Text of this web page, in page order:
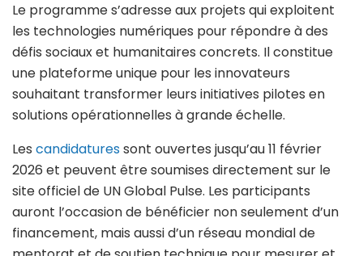
Le programme s’adresse aux projets qui exploitent
les technologies numériques pour répondre à des
défis sociaux et humanitaires concrets. Il constitue
une plateforme unique pour les innovateurs
souhaitant transformer leurs initiatives pilotes en
solutions opérationnelles à grande échelle.
Les candidaturessont ouvertes jusqu’au 11 février
2026 et peuvent être soumises directement sur le
site officiel de UN Global Pulse. Les participants
auront l’occasion de bénéficier non seulement d’un
financement, mais aussi d’un réseau mondial de